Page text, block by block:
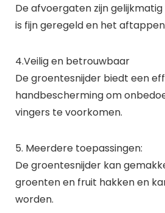
De afvoergaten zijn
is fijn geregeld en het
4.Veilig en betrouwbaar
De groentesnijder biedt een
handbescherming om
vingers te voorkomen.
5. Meerdere toepassingen:
De groentesnijder kan
groenten en fruit hakken en
worden.